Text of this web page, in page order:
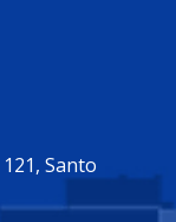
Santo